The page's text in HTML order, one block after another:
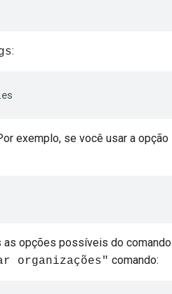
:
exemplo, se você usar a opção
as opções possíveis do comando
organizações" comando: